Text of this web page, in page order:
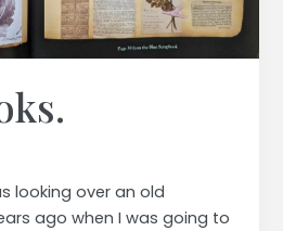
looking over an old
ago when I was going to